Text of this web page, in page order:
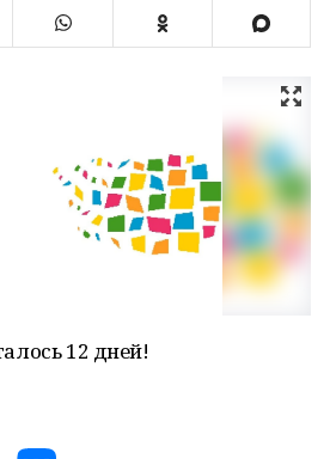
12 дней!